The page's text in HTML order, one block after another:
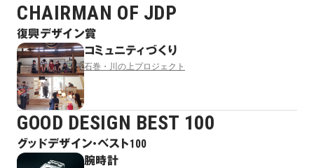
CHAIRMAN OF JDP
復興デザイン賞
コミュニティづくり
石巻・川の上プロジェクト
GOOD DESIGN BEST 100
グッドデザイン・ベスト100
腕時計